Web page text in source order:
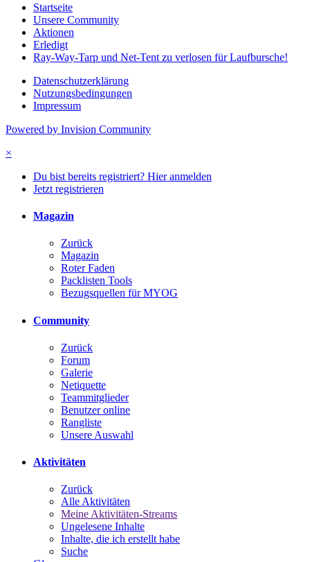
Startseite
Unsere Community
Aktionen
Erledigt
Ray-Way-Tarp und Net-Tent zu verlosen für Laufbursche!
Datenschutzerklärung
Nutzungsbedingungen
Impressum
Powered by Invision Community
×
Du bist bereits registriert? Hier anmelden
Jetzt registrieren
Magazin
Zurück
Magazin
Roter Faden
Packlisten Tools
Bezugsquellen für MYOG
Community
Zurück
Forum
Galerie
Netiquette
Teammitglieder
Benutzer online
Rangliste
Unsere Auswahl
Aktivitäten
Zurück
Alle Aktivitäten
Meine Aktivitäten-Streams
Ungelesene Inhalte
Inhalte, die ich erstellt habe
Suche